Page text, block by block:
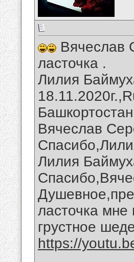
Вячеслав
ласточка .
Лилия
Вячеслав
Лилия
ласточка мне
грустное
https://